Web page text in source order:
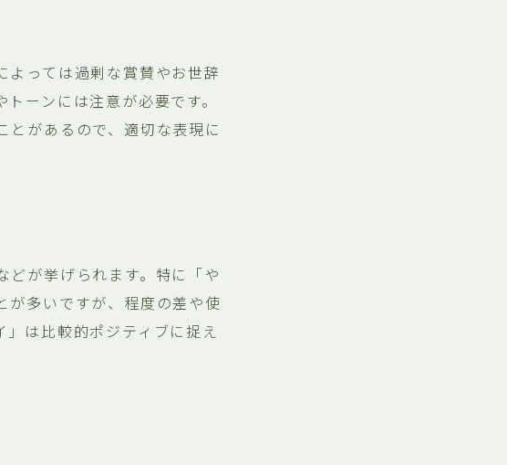
よっては過剰な賞賛やお世辞
ーンには注意が必要です。
があるので、適切な表現に
が挙げられます。特に「や
が多いですが、程度の差や使
は比較的ポジティブに捉え